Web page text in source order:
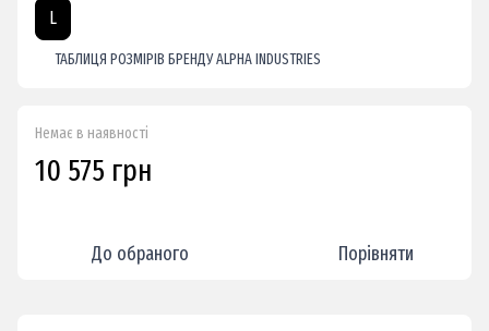
L
ТАБЛИЦЯ РОЗМІРІВ БРЕНДУ ALPHA INDUSTRIES
Немає в наявності
10 575 грн
До обраного Порівняти